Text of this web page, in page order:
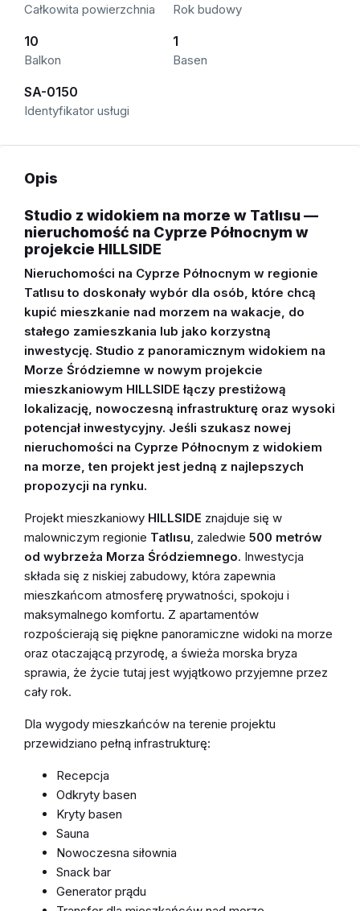
Całkowita powierzchnia Rok budowy
10
Balkon
1
Basen
SA-0150
Identyfikator usługi
Opis
Studio z widokiem na morze w Tatlısu —
nieruchomość na Cyprze Północnym w
projekcie HILLSIDE
Nieruchomości na Cyprze Północnym w regionie
Tatlısu to doskonały wybór dla osób, które chcą
kupić mieszkanie nad morzem na wakacje, do
stałego zamieszkania lub jako korzystną
inwestycję. Studio z panoramicznym widokiem na
Morze Śródziemne w nowym projekcie
mieszkaniowym HILLSIDE łączy prestiżową
lokalizację, nowoczesną infrastrukturę oraz wysoki
potencjał inwestycyjny. Jeśli szukasz nowej
nieruchomości na Cyprze Północnym z widokiem
na morze, ten projekt jest jedną z najlepszych
propozycji na rynku.
Projekt mieszkaniowy HILLSIDE znajduje się w
malowniczym regionie Tatlısu , zaledwie 500 metrów
od wybrzeża Morza Śródziemnego. Inwestycja
składa się z niskiej zabudowy, która zapewnia
mieszkańcom atmosferę prywatności, spokoju i
maksymalnego komfortu. Z apartamentów
rozpościerają się piękne panoramiczne widoki na morze
oraz otaczającą przyrodę, a świeża morska bryza
sprawia, że życie tutaj jest wyjątkowo przyjemne przez
cały rok.
Dla wygody mieszkańców na terenie projektu
przewidziano pełną infrastrukturę:
Recepcja
Odkryty basen
Kryty basen
Sauna
Nowoczesna siłownia
Snack bar
Generator prądu